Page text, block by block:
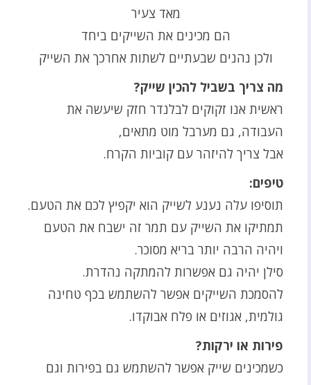
מאד צעיר
הם מכינים את השייקים ביחד
ולכן נהנים שבעתיים לשתות אחרכך את השייק
מה צריך בשביל להכין שייק?
ראשית אנו זקוקים לבלנדר חזק שיעשה את
העבודה, גם מערבל מוט מתאים,
אבל צריך להיזהר עם קוביות הקרח.
טיפים:
תוסיפו עלה נענע לשייק הוא יקפיץ לכם את הטעם.
תמתיקו את השייק עם תמר זה ישבח את הטעם
ויהיה הרבה יותר בריא מסוכר.
סילן יהיה גם אפשרות להמתקה נהדרת.
להסמכת השייקים אפשר להשתמש בכף טחינה
גולמית, אגוזים או פלח אבוקדו.
פירות או ירקות?
כשמכינים שייק אפשר להשתמש גם בפירות וגם